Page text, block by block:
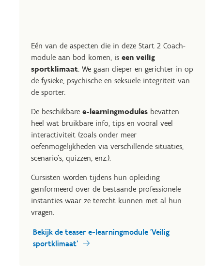
Eén van de aspecten die in deze Start 2 Coach-
module aan bod komen, is een veilig
sportklimaat. We gaan dieper en gerichter in op
de fysieke, psychische en seksuele integriteit van
de sporter.
De beschikbare e-learningmodules bevatten
heel wat bruikbare info, tips en vooral veel
interactiviteit (zoals onder meer
oefenmogelijkheden via verschillende situaties,
scenario’s, quizzen, enz.).
Cursisten worden tijdens hun opleiding
geïnformeerd over de bestaande professionele
instanties waar ze terecht kunnen met al hun
vragen.
Bekijk de teaser e-learningmodule 'Veilig
sportklimaat'